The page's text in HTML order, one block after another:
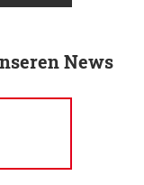
News